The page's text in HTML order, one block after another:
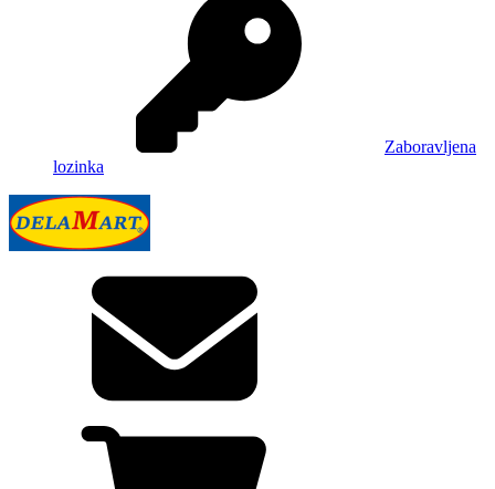
Zaboravljena
lozinka